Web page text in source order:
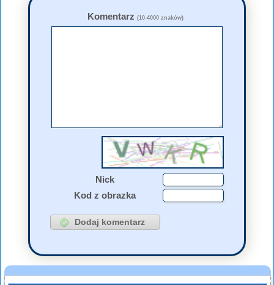
Komentarz (10-4000 znaków)
Nick
Kod z obrazka